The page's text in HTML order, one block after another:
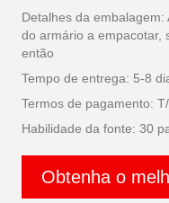
Detalhes da
do armário a empacotar,
então
Tempo de entrega: 5-8
Termos de pagamento:
Habilidade da fonte: 30
Obtenha o